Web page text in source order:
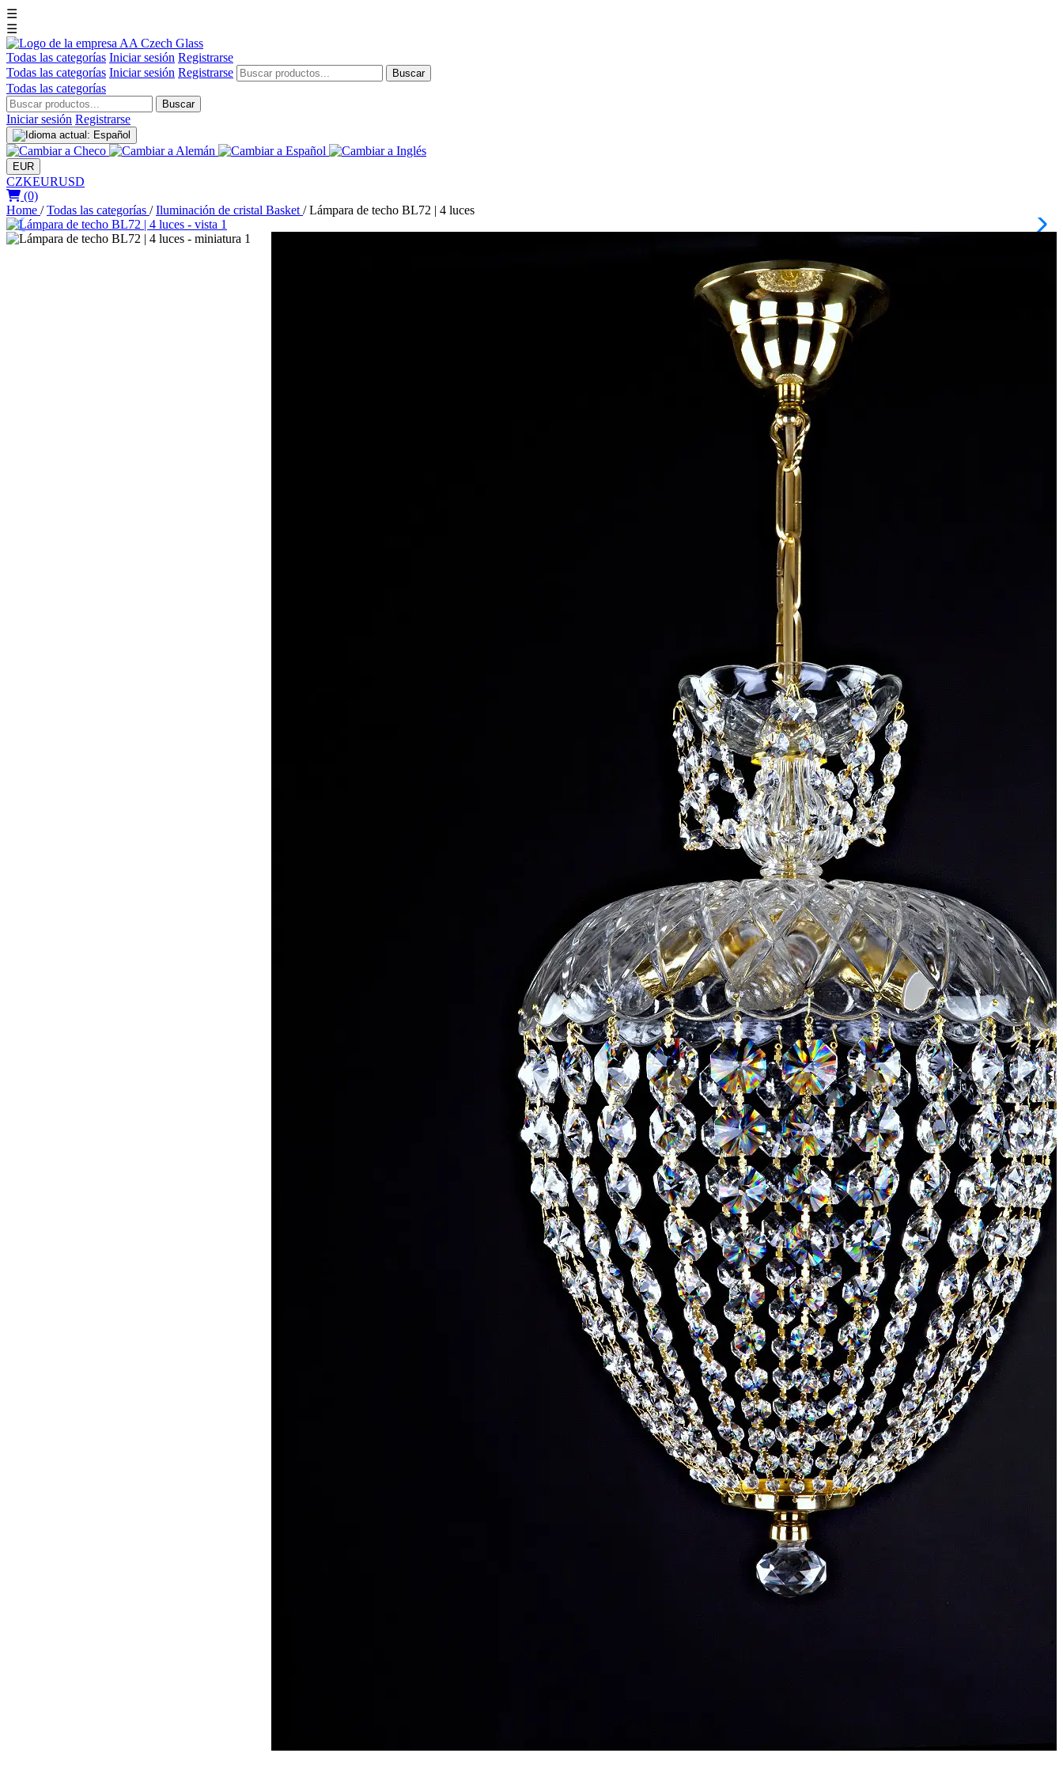
☰
☰
Todas las categorías Iniciar sesión Registrarse
Todas las categorías Iniciar sesión Registrarse Buscar
Todas las categorías
Buscar
Iniciar sesión Registrarse
EUR
CZKEURUSD
(0)
Home / Todas las categorías / Iluminación de cristal Basket / Lámpara de techo BL72 | 4 luces